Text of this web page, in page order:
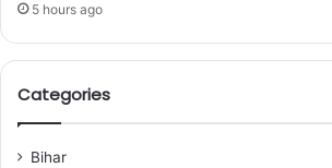
5 hours ago
Categories
Bihar